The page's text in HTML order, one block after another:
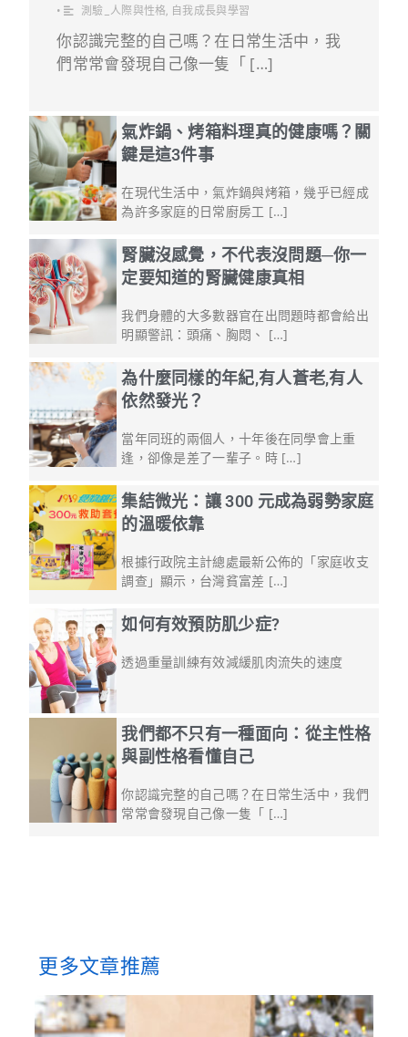
• 測驗_人際與性格 自我成長與學習
你認識完整的自己嗎？在日常生活中，我
們常常會發現自己像一隻「 […]
氣炸鍋、烤箱料理真的健康嗎？關
鍵是這3件事
在現代生活中，氣炸鍋與烤箱，幾乎已經成
為許多家庭的日常廚房工 […]
腎臟沒感覺，不代表沒問題─你一
定要知道的腎臟健康真相
我們身體的大多數器官在出問題時都會給出
明顯警訊：頭痛、胸悶、 […]
為什麼同樣的年紀,有人蒼老,有人
依然發光？
當年同班的兩個人，十年後在同學會上重
逢，卻像是差了一輩子。時 […]
集結微光：讓 300 元成為弱勢家庭
的溫暖依靠
根據行政院主計總處最新公佈的「家庭收支
調查」顯示，台灣貧富差 […]
如何有效預防肌少症?
透過重量訓練有效減緩肌肉流失的速度
我們都不只有一種面向：從主性格
與副性格看懂自己
你認識完整的自己嗎？在日常生活中，我們
常常會發現自己像一隻「 […]
更多文章推薦